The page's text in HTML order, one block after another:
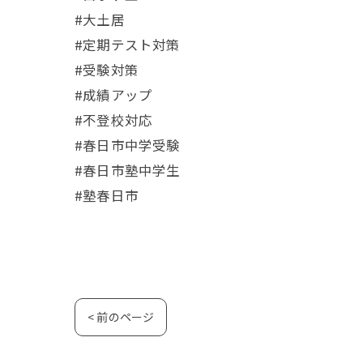
#大土居
#定期テスト対策
#受験対策
#成績アップ
#不登校対応
#春日市中学受験
#春日市塾中学生
#塾春日市
< 前のページ